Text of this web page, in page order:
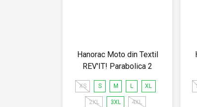
Hanorac Moto din Textil
REV'IT! Parabolica 2
XS S M L XL
2XL 3XL 4XL